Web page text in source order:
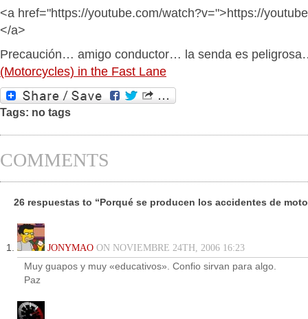
<a href="https://youtube.com/watch?v=">https://
</a>
Precaución… amigo conductor… la senda es
(Motorcycles) in the Fast Lane
Tags: no tags
COMMENTS
26 respuestas to “Porqué se producen los accidentes de
JONYMAO ON NOVIEMBRE 24TH, 2006 16:23
Muy guapos y muy «educativos». Confio sirvan para algo.
Paz